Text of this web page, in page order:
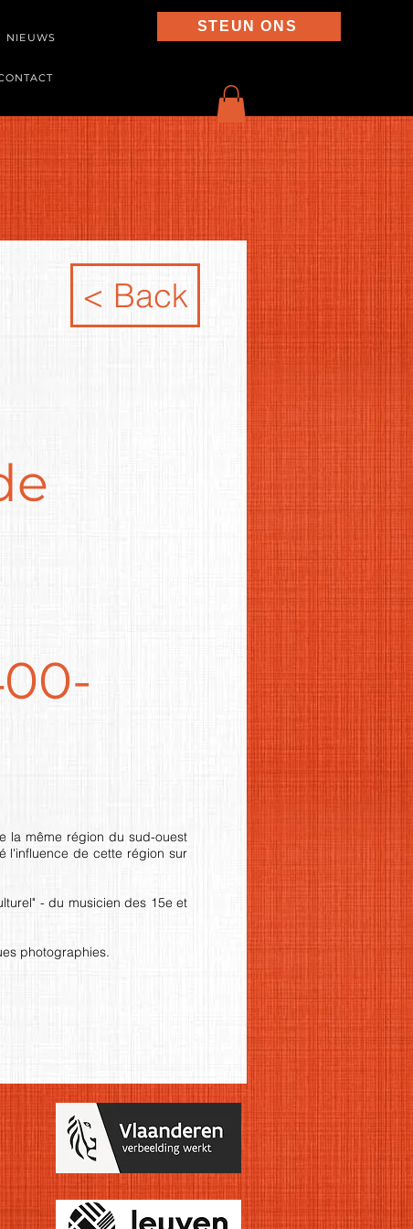
NIEUWS
STEUN ONS
< Back
la même région du sud-ouest
l'influence de cette région sur
- du musicien des 15e et
photographies.